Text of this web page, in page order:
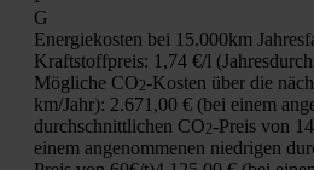
G
Ener­gie­kos­ten bei 15.000km
Kraft­stoff­preis: 1,74 €/l
Mög­li­che CO2-Kos­ten über die
km/Jahr): 2.671,00 € (bei einem
durch­schnitt­li­chen CO2-Preis von
einem ange­nom­me­nen nied­ri­gen